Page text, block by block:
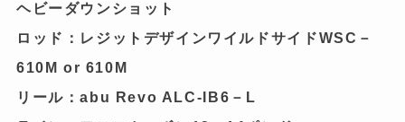
ヘビーダウンショット
ロッド：レジットデザインワイルドサイドWSC－
610M or 610M
リール：abu Revo ALC-IB6－L